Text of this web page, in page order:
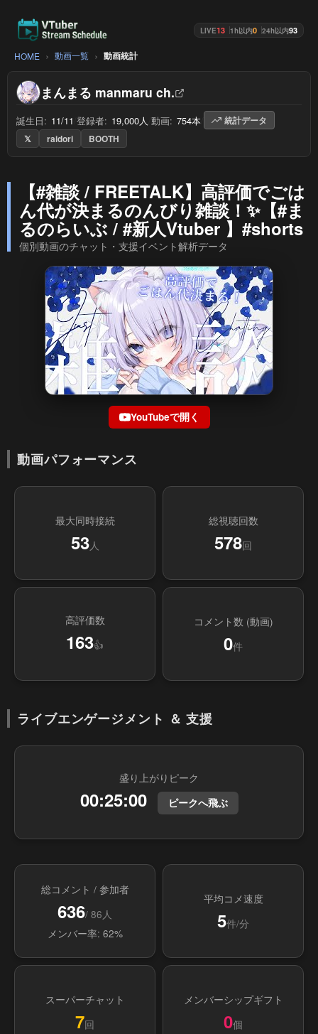
LIVE13 1h以内0 24h以内93
HOME 動画一覧 動画統計
まんまる manmaru ch.
誕生日: 11/11 登録者: 19,000人 動画: 754本
統計データ
𝕏
raidori BOOTH
【#雑談 / FREETALK】高評価でごは
ん代が決まるのんびり雑談！✨【#ま
るのらいぶ / #新人Vtuber 】#shorts
個別動画のチャット・支援イベント解析データ
YouTubeで開く
動画パフォーマンス
最大同時接続
53人
総視聴回数
578回
高評価数
163👍
コメント数 (動画)
0件
ライブエンゲージメント ＆ 支援
盛り上がりピーク
00:25:00 ピークへ飛ぶ
総コメント / 参加者
636/ 86人
メンバー率: 62%
平均コメ速度
5件/分
スーパーチャット
7回
メンバーシップギフト
0個